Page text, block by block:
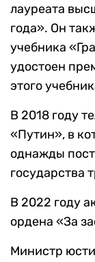
лауреата
года». Он
учебника
удостоен
этого
В 2018 году
«Путин», в
однажды
государства
В 2022 году
ордена «За
Министр